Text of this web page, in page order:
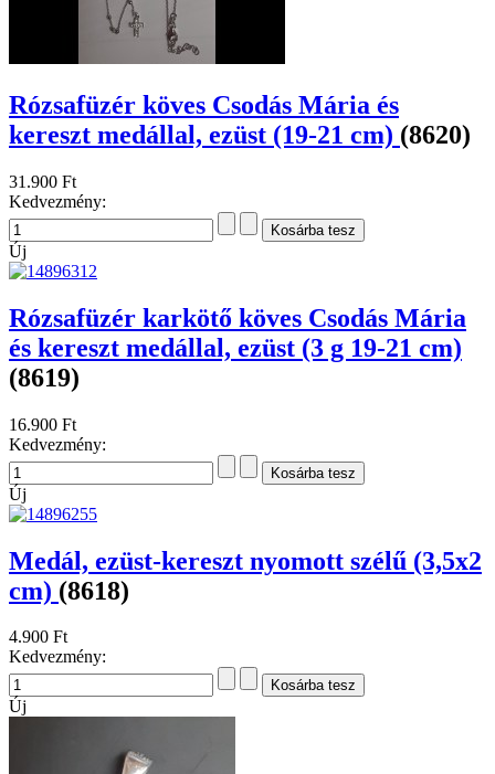
Rózsafüzér köves Csodás Mária és
kereszt medállal, ezüst (19-21 cm) (8620)
31.900 Ft
Kedvezmény:
Új
Rózsafüzér karkötő köves Csodás Mária
és kereszt medállal, ezüst (3 g 19-21 cm)
(8619)
16.900 Ft
Kedvezmény:
Új
Medál, ezüst-kereszt nyomott szélű (3,5x2
cm) (8618)
4.900 Ft
Kedvezmény:
Új